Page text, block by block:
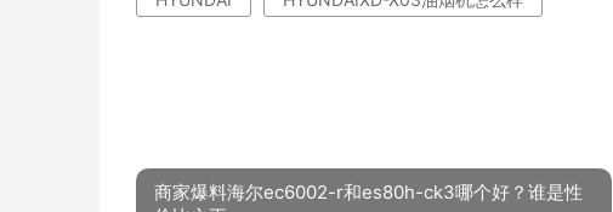
商家爆料海尔ec6002-r和es80h-ck3哪个好？谁是性